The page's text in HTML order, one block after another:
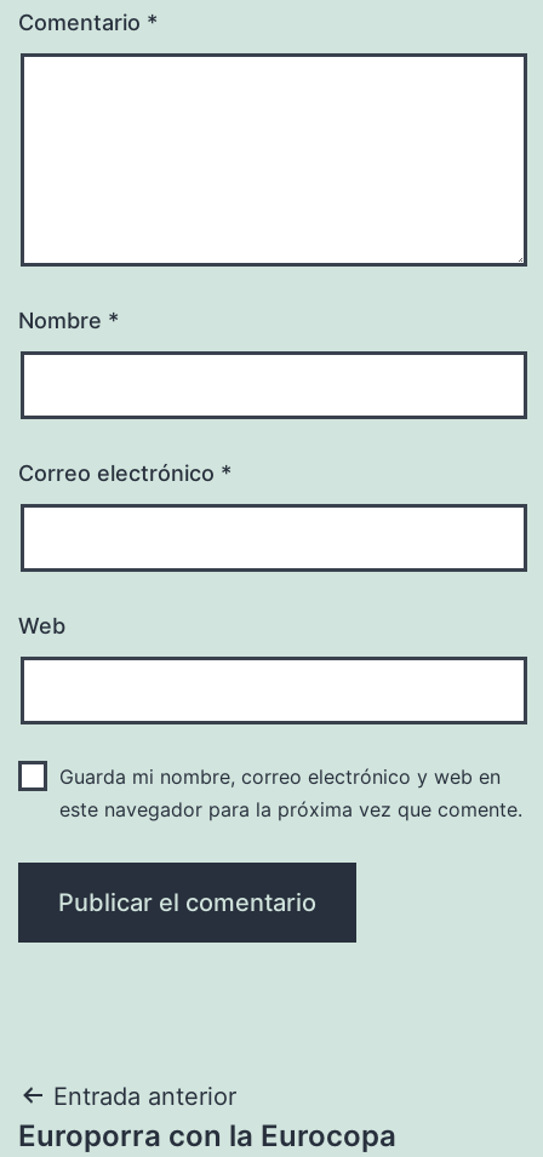
Comentario *
Nombre *
Correo electrónico *
Web
Guarda mi nombre, correo electrónico y web en
este navegador para la próxima vez que comente.
Navegación
Entrada anterior
Europorra con la Eurocopa